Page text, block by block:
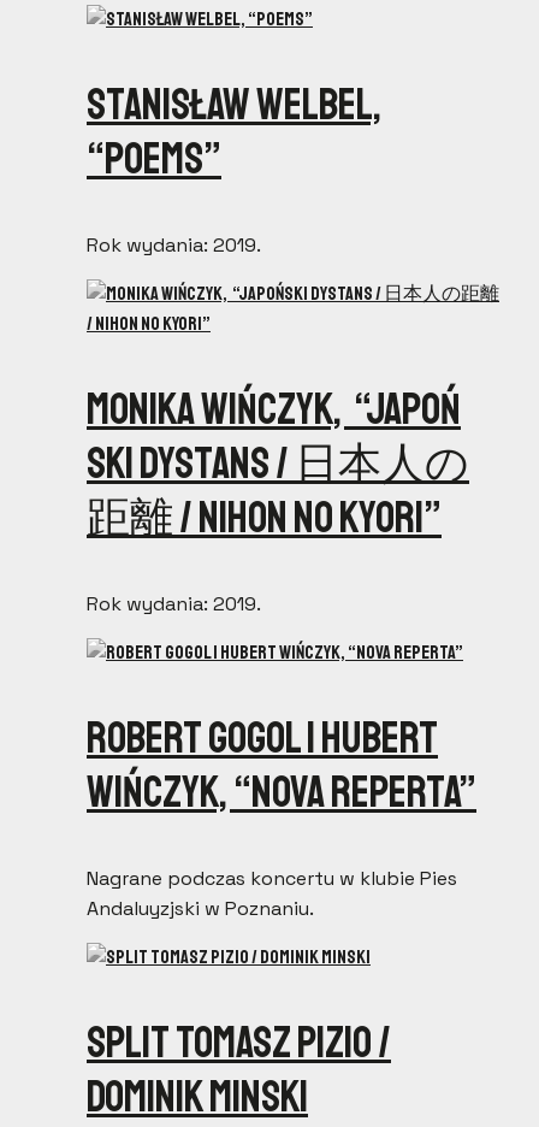
Stanisław Welbel,
“Poems”
Rok wydania: 2019.
Monika Wińczyk, “Japo​ń​
ski Dystans / 日​本​人​の​
距​離 / Nihon no kyori”
Rok wydania: 2019.
Robert Gogol i Hubert
Wińczyk, “Nova Reperta”
Nagrane podczas koncertu w klubie Pies
Andaluyzjski w Poznaniu.
Split Tomasz Pizio /
Dominik Minski